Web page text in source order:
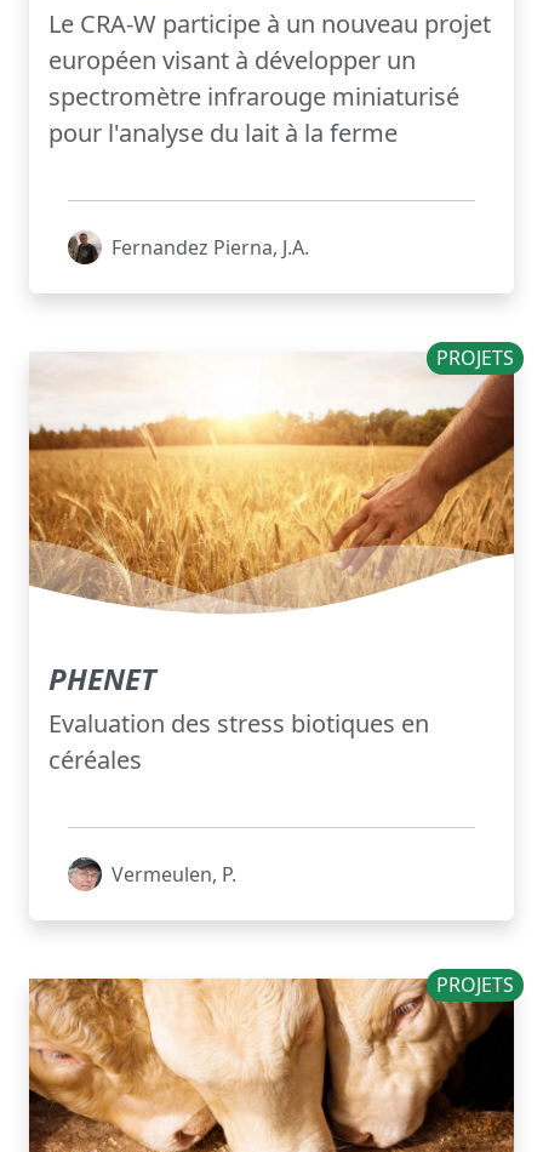
Le CRA-W participe à un nouveau projet
européen visant à développer un
spectromètre infrarouge miniaturisé
pour l'analyse du lait à la ferme
Fernandez Pierna, J.A.
PROJETS
PHENET
Evaluation des stress biotiques en
céréales
Vermeulen, P.
PROJETS